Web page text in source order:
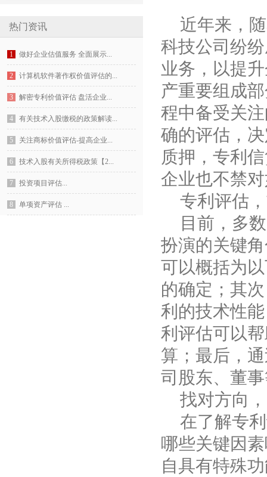
热门资讯
1 做好企业估值服务 全面展示...
2 计算机软件著作权价值评估的...
3 解密专利价值评估 盘活企业...
4 有关技术入股缴税的政策解读...
5 关注商标价值评估-提高企业...
6 技术入股有关所得税政策【2...
7 投资项目评估...
8 单项资产评估 ...
近年来，
科技公司纷
业务，以提
产重要组成
程中备受关
确的评估，
质押，专利
企业也不禁
专利评估
目前，多
扮演的关键
可以概括为
的确定；其
利的技术性
利评估可以
算；最后，
司股东、董
找对方向
在了解专
哪些关键因
自具有特殊